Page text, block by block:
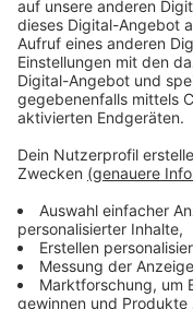
Wir
Wir
Daten
Details